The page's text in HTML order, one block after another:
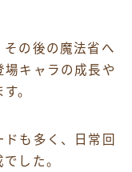
の後の魔法省へ
キャラの成長や
。
も多く、日常回
した。